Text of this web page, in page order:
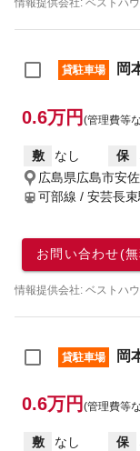
貸駐車場 岡
0.6万円 (管理費等
敷 なし 保
広島県広島市安
可部線 / 安芸長束
お問い合わせ(
情報提供会社: ベストハ
貸駐車場 岡
0.6万円 (管理費等
敷 なし 保